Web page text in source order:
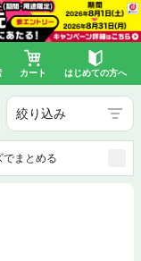
カート はじめての方へ
絞り込み
でまとめる